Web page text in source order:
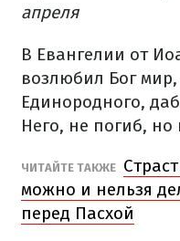
апреля
В Евангелии от
возлюбил Бог
Единородного,
Него, не погиб,
ЧИТАЙТЕ ТАКЖЕ
можно и нельзя
перед Пасхой